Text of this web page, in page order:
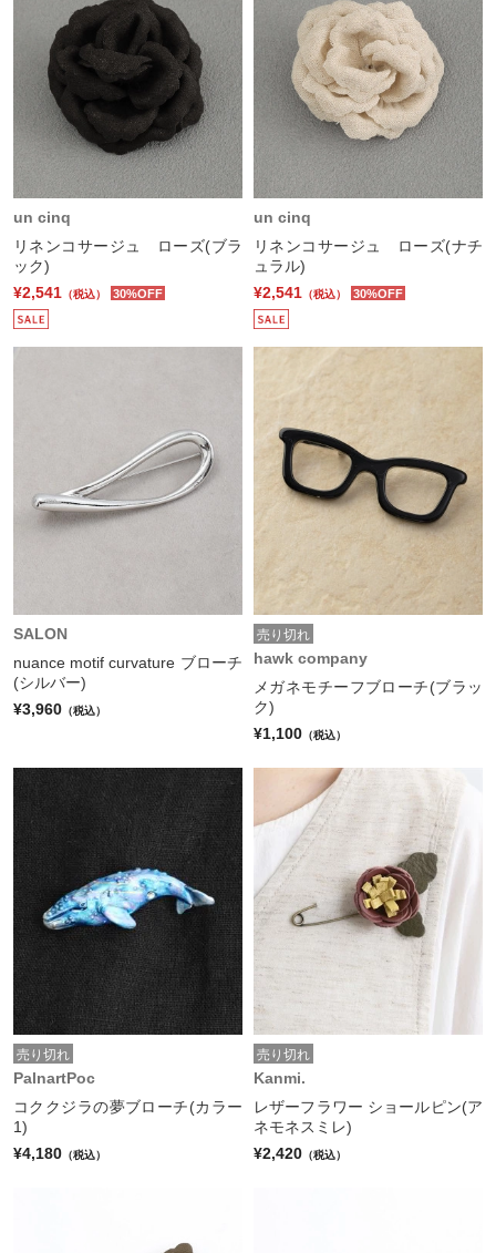
un cinq
リネンコサージュ ローズ(ブラ
ック)
¥2,541 （税込） 30%OFF
un cinq
リネンコサージュ ローズ(ナチ
ュラル)
¥2,541 （税込） 30%OFF
SALON
nuance motif curvature ブローチ
(シルバー)
¥3,960 （税込）
売り切れ
hawk company
メガネモチーフブローチ(ブラッ
ク)
¥1,100 （税込）
売り切れ
PalnartPoc
コククジラの夢ブローチ(カラー
1)
¥4,180 （税込）
売り切れ
Kanmi.
レザーフラワー ショールピン(ア
ネモネスミレ)
¥2,420 （税込）